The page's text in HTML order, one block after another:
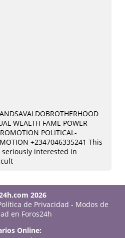
WEALTH FAME POWER
POLITICAL-
+2347046335241 This
interested in
2026
de Privacidad - Modos de
en Foros24h
Online: